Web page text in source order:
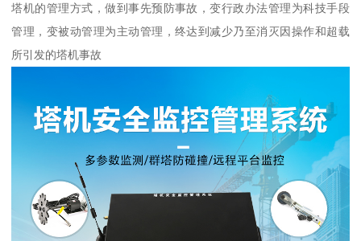
塔机的管理方式，做到事先预防事故，变行政办法管理为科技手段
管理，变被动管理为主动管理，终达到减少乃至消灭因操作和超载
所引发的塔机事故